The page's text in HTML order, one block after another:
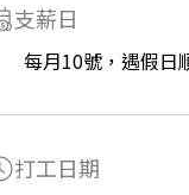
支薪日
每月10號，遇假日
打工日期